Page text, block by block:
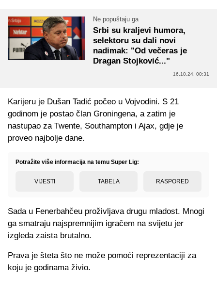
Ne popuštaju ga
Srbi su kraljevi humora,
selektoru su dali novi
nadimak: "Od večeras je
Dragan Stojković..."
16.10.24. 00:31
Karijeru je Dušan Tadić počeo u Vojvodini. S 21
godinom je postao član Groningena, a zatim je
nastupao za Twente, Southampton i Ajax, gdje je
proveo najbolje dane.
Potražite više informacija na temu Super Lig:
VIJESTI TABELA RASPORED
Sada u Fenerbahčeu proživljava drugu mladost. Mnogi
ga smatraju najspremnijim igračem na svijetu jer
izgleda zaista brutalno.
Prava je šteta što ne može pomoći reprezentaciji za
koju je godinama živio.